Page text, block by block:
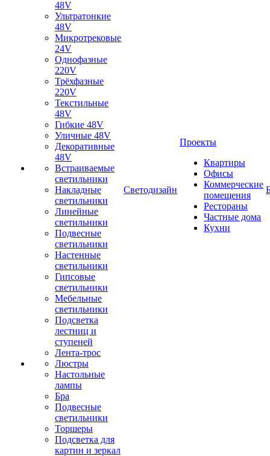
48V
Ультратонкие
48V
Микротрековые
24V
Однофазные
220V
Трёхфазные
220V
Текстильные
48V
Гибкие 48V
Уличные 48V
Декоративные
48V
Встраиваемые
светильники
Накладные
светильники
Линейные
светильники
Подвесные
светильники
Настенные
светильники
Гипсовые
светильники
Мебельные
светильники
Подсветка
лестниц и
ступеней
Лента-трос
Люстры
Настольные
лампы
Бра
Подвесные
светильники
Торшеры
Подсветка для
картин и зеркал
Светодизайн
Проекты
Квартиры
Офисы
Коммерческие
помещения
Рестораны
Частные дома
Кухни